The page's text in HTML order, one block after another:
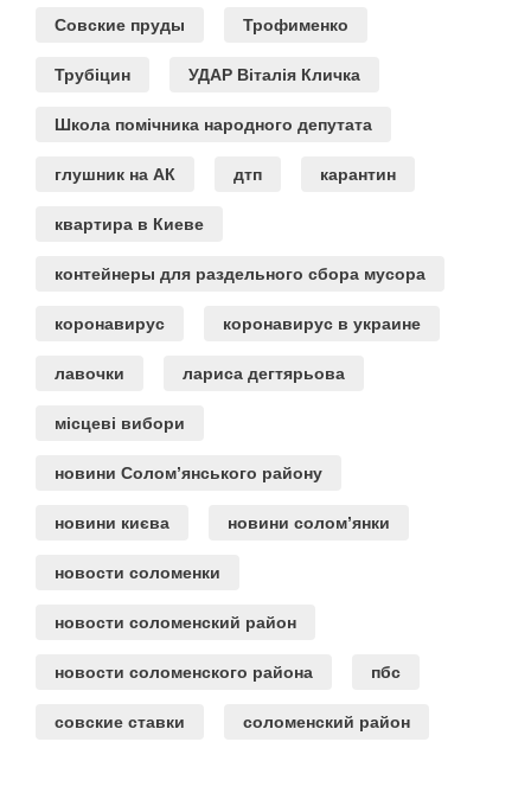
Совские пруды Трофименко
Трубіцин УДАР Віталія Кличка
Школа помічника народного депутата
глушник на АК дтп карантин
квартира в Киеве
контейнеры для раздельного сбора мусора
коронавирус коронавирус в украине
лавочки лариса дегтярьова
місцеві вибори
новини Солом’янського району
новини києва новини солом’янки
новости соломенки
новости соломенский район
новости соломенского района пбс
совские ставки соломенский район